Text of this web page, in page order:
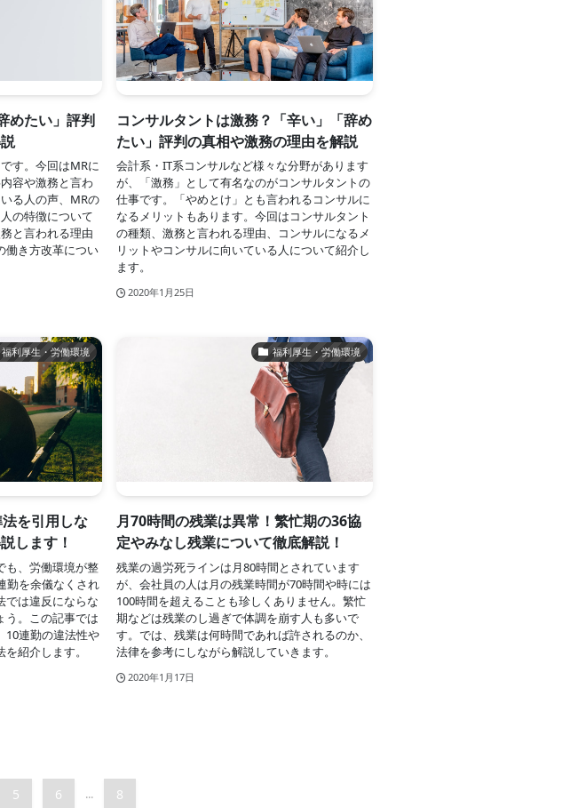
めたい」評判
す。今回はMRに
容や激務と言わ
る人の声、MRの
の特徴について
と言われる理由
働き方改革につい
コンサルタントは激務？「辛い」「辞め
たい」評判の真相や激務の理由を解説
会計系・IT系コンサルなど様々な分野があります
が、「激務」として有名なのがコンサルタントの
仕事です。「やめとけ」とも言われるコンサルに
なるメリットもあります。今回はコンサルタント
の種類、激務と言われる理由、コンサルになるメ
リットやコンサルに向いている人について紹介し
ます。
2020年1月25日
福利厚生・労働環境
を引用しな
します！
も、労働環境が整
勤を余儀なくされ
では違反にならな
う。この記事では
10連勤の違法性や
紹介します。
福利厚生・労働環境
月70時間の残業は異常！繁忙期の36協
定やみなし残業について徹底解説！
残業の過労死ラインは月80時間とされています
が、会社員の人は月の残業時間が70時間や時には
100時間を超えることも珍しくありません。繁忙
期などは残業のし過ぎで体調を崩す人も多いで
す。では、残業は何時間であれば許されるのか、
法律を参考にしながら解説していきます。
2020年1月17日
5 6 ... 8